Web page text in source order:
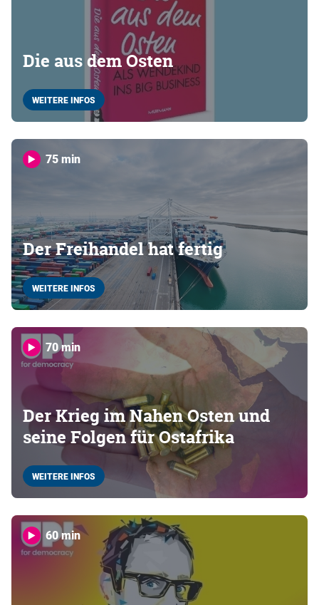
Die aus dem Osten
WEITERE INFOS
75 min
Der Freihandel hat fertig
WEITERE INFOS
70 min
Der Krieg im Nahen Osten und
seine Folgen für Ostafrika
WEITERE INFOS
60 min